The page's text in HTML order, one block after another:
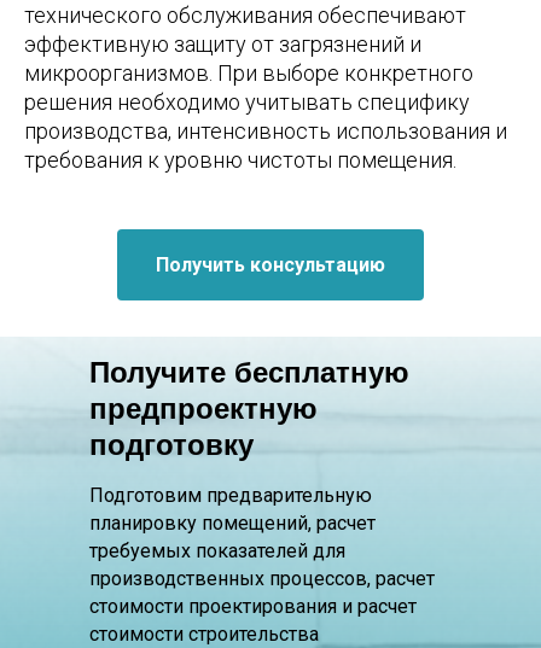
технического обслуживания обеспечивают
эффективную защиту от загрязнений и
микроорганизмов. При выборе конкретного
решения необходимо учитывать специфику
производства, интенсивность использования и
требования к уровню чистоты помещения.
Получить консультацию
Получите бесплатную
предпроектную
подготовку
Подготовим предварительную
планировку помещений, расчет
требуемых показателей для
производственных процессов, расчет
стоимости проектирования и расчет
стоимости строительства